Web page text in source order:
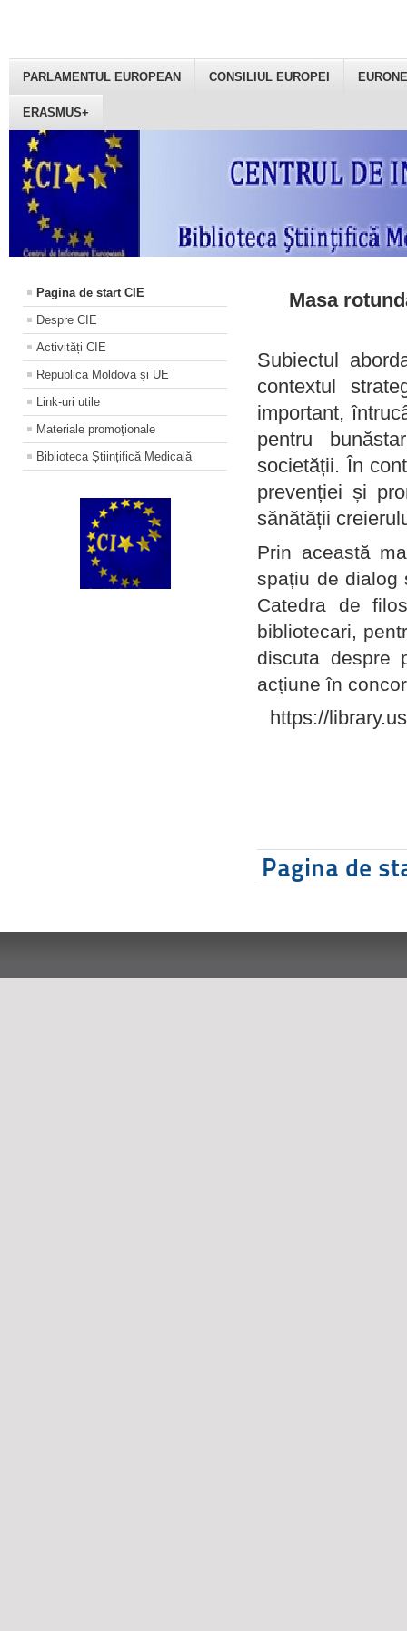
PARLAMENTUL EUROPEAN CONSILIUL EUROPEI
ERASMUS+
Pagina de start CIE
Despre CIE
Activități CIE
Republica Moldova și UE
Link-uri utile
Materiale promoţionale
Biblioteca Științifică Medicală
Masa
Subiectul
contextul
important,
pentru
societății. În
prevenției și
sănătății
Prin această
spațiu de dialog
Catedra de
bibliotecari,
discuta despre
acțiune în
https://
Pagina de